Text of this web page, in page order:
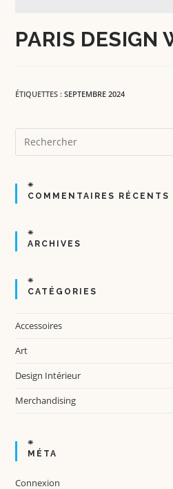
PARIS DESIGN
ÉTIQUETTES :SEPTEMBRE 2024
COMMENTAIRES RÉCENTS
ARCHIVES
CATÉGORIES
Accessoires
Art
Design Intérieur
Merchandising
MÉTA
Connexion